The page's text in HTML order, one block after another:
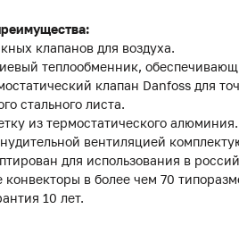
клапанов для воздуха.
теплообменник,
клапан Danfoss для
стального листа.
из термостатического алюминия.
вентиляцией
для использования в
в более чем 70
10 лет.